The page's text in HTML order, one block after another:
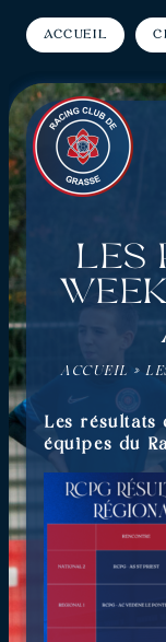
Accueil
Les
ACCUEIL »
Les résultats
équipes du